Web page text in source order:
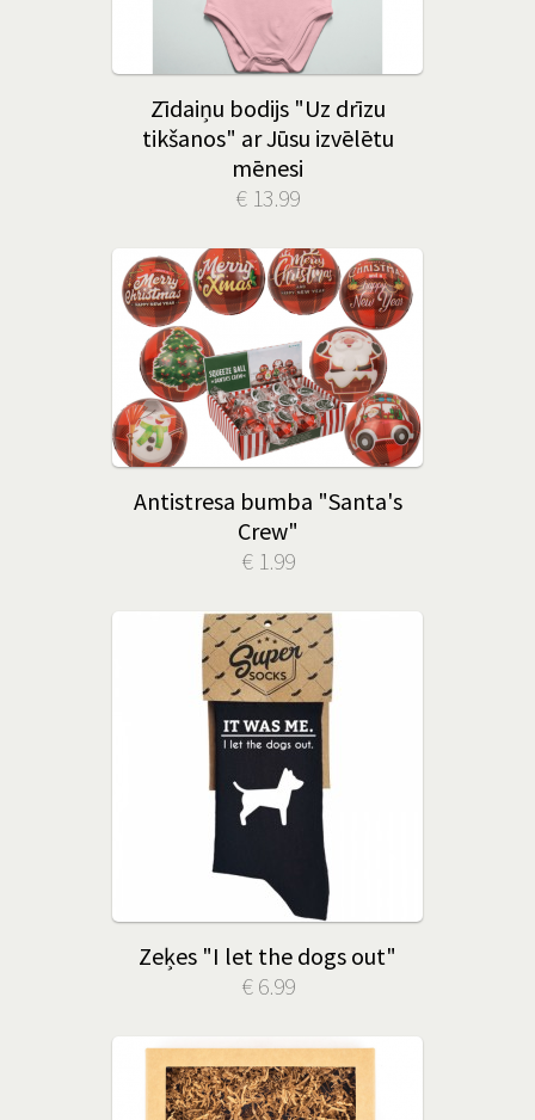
Zīdaiņu bodijs "Uz drīzu
tikšanos" ar Jūsu izvēlētu
mēnesi
€ 13.99
Antistresa bumba "Santa's
Crew"
€ 1.99
Zeķes "I let the dogs out"
€ 6.99